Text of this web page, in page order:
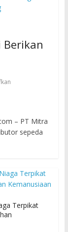
Berikan
– PT Mitra
sepeda
Terpikat